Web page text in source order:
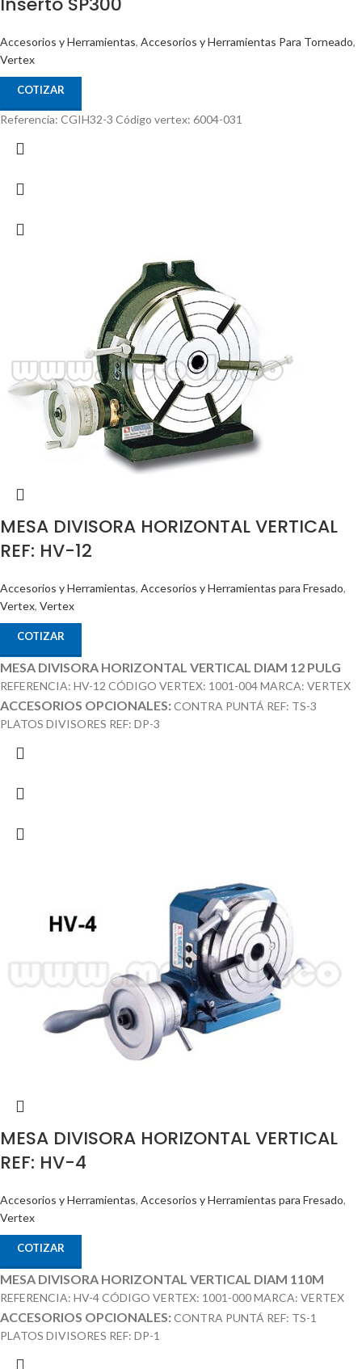
Accesorios y Herramientas, Accesorios y Herramientas Para Torneado,
Vertex
COTIZAR
Referencia: CGIH32-3 Código vertex: 6004-031
MESA DIVISORA HORIZONTAL VERTICAL
REF: HV-12
Accesorios y Herramientas, Accesorios y Herramientas para Fresado,
Vertex, Vertex
COTIZAR
MESA DIVISORA HORIZONTAL VERTICAL DIAM 12 PULG
REFERENCIA: HV-12 CÓDIGO VERTEX: 1001-004 MARCA: VERTEX
ACCESORIOS OPCIONALES:CONTRA PUNTÁ REF: TS-3
PLATOS DIVISORES REF: DP-3
MESA DIVISORA HORIZONTAL VERTICAL
REF: HV-4
Accesorios y Herramientas, Accesorios y Herramientas para Fresado,
Vertex
COTIZAR
MESA DIVISORA HORIZONTAL VERTICAL DIAM 110M
REFERENCIA: HV-4 CÓDIGO VERTEX: 1001-000 MARCA: VERTEX
ACCESORIOS OPCIONALES:CONTRA PUNTÁ REF: TS-1
PLATOS DIVISORES REF: DP-1